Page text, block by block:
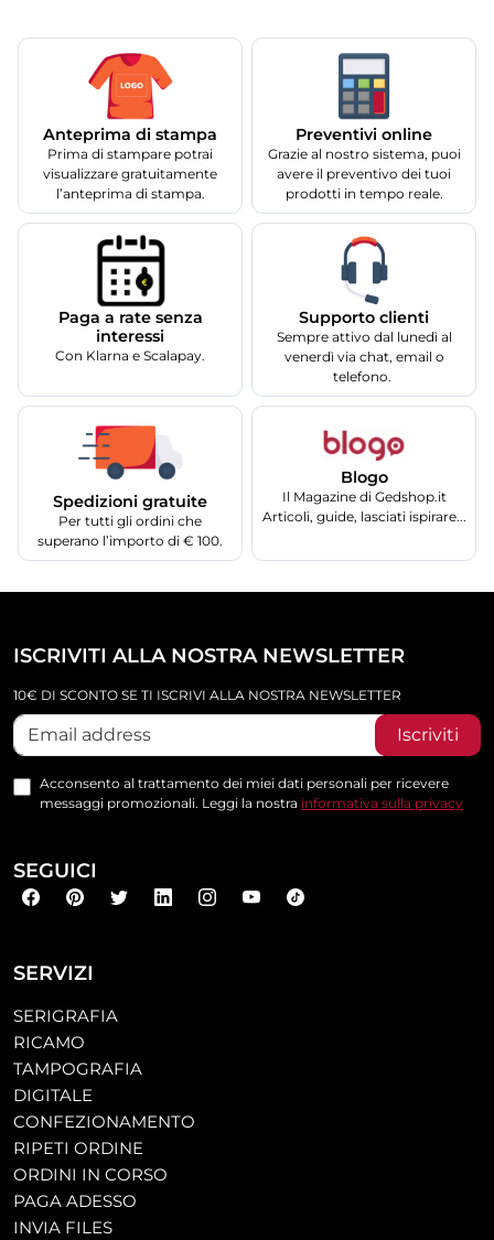
Anteprima di stampa
Prima di stampare potrai
visualizzare gratuitamente
l’anteprima di stampa.
Preventivi online
Grazie al nostro sistema, puoi
avere il preventivo dei tuoi
prodotti in tempo reale.
Paga a rate senza
interessi
Con Klarna e Scalapay.
Supporto clienti
Sempre attivo dal lunedì al
venerdì via chat, email o
telefono.
Spedizioni gratuite
Per tutti gli ordini che
superano l’importo di € 100.
Blogo
Il Magazine di Gedshop.it
Articoli, guide, lasciati ispirare...
SERVIZI
SERIGRAFIA
RICAMO
TAMPOGRAFIA
DIGITALE
CONFEZIONAMENTO
RIPETI ORDINE
ORDINI IN CORSO
PAGA ADESSO
INVIA FILES
ISCRIVITI ALLA NOSTRA NEWSLETTER
10€ DI SCONTO SE TI ISCRIVI ALLA NOSTRA NEWSLETTER
Iscriviti
Acconsento al trattamento dei miei dati personali per ricevere
messaggi promozionali. Leggi la nostra informativa sulla privacy
SEGUICI